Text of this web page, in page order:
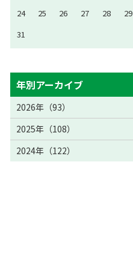
24
25 26 27 28 29
31
年別アーカイブ
2026年（93）
2025年（108）
2024年（122）